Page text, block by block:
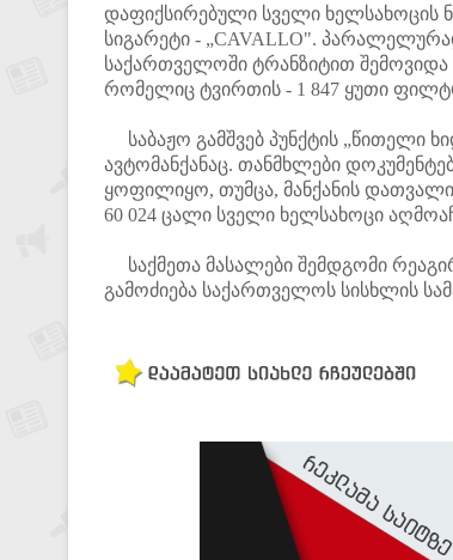
დაფიქსირებული სველი
სიგარეტი - „CAVALLO".
საქართველოში ტრანზიტით შემოვიდა
რომელიც ტვირთის - 1 847 ყუთი
საბაჟო გამშვებ პუნქტის „წითელი
ავტომანქანაც. თანმხლები
ყოფილიყო, თუმცა, მანქანის
60 024 ცალი სველი ხელსახოცი
საქმეთა მასალები შემდგომი
გამოძიება საქართველოს სისხლის